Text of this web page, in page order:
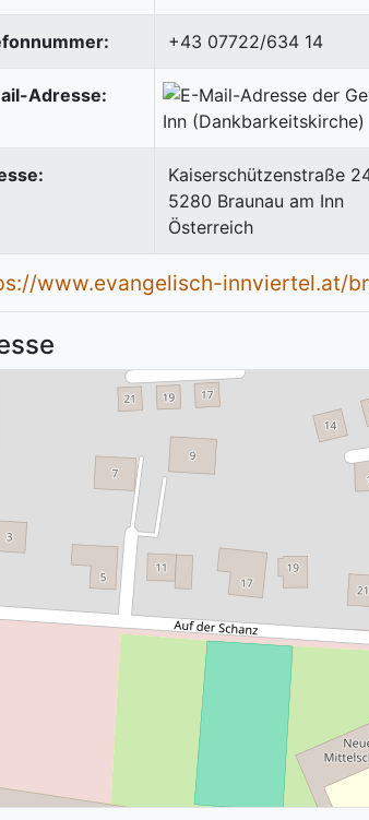
+43 07722/634 14
Adresse:
Kaiserschützenstraße
5280 Braunau am Inn
Österreich
www.evangelisch-innviertel.at/